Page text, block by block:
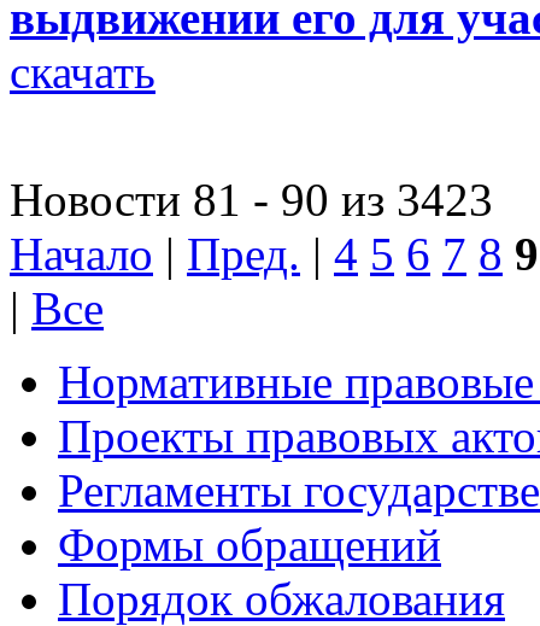
выдвижении его для
скачать
Новости 81 - 90 из 3423
Начало | Пред. | 4 5 6 7 8 9
| Все
Нормативные
Проекты правовых
Регламенты
Формы обращений
Порядок обжалования